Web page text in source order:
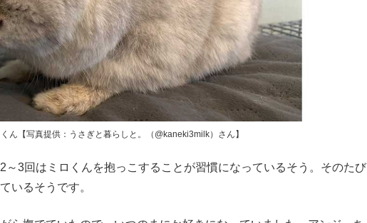
ん【写真提供：うさぎと暮らしと。（@kaneki3milk）さん】
3回はミロくんを抱っこすることが習慣になっているそう。そのたび
いるそうです。